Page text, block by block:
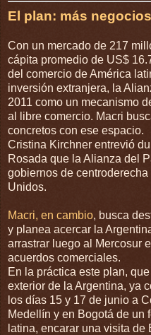
El plan: más
Con un mercado de 217
cápita promedio de US$
del comercio de América
inversión extranjera, la
2011 como un mecanismo
al libre comercio. Macri
concretos con ese espacio.
Cristina Kirchner entrevió
Rosada que la Alianza del
gobiernos de
Unidos.
Macri, en cambio, busca
y planea acercar la
arrastrar luego al Mercosur
acuerdos comerciales.
En la práctica este plan,
exterior de la Argentina, ya
los días 15 y 17 de junio a
Medellín y en Bogotá de un
latina, encarar una visita